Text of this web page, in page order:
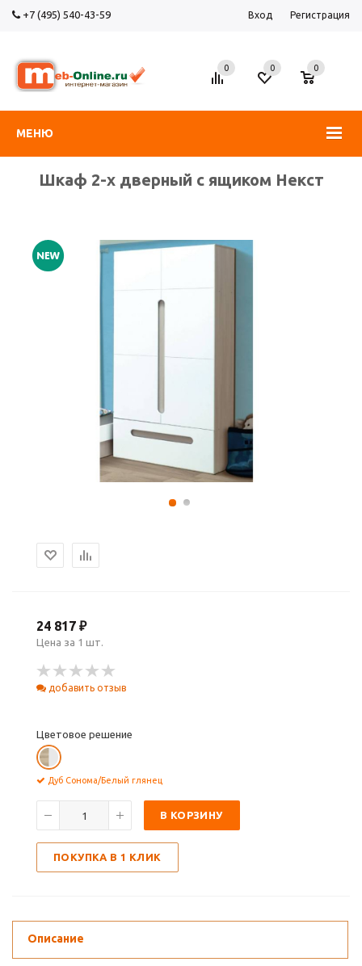
+7 (495) 540-43-59 Вход Регистрация
МЕНЮ
0 0
0
Шкаф 2-х дверный с ящиком Некст
24 817 ₽
Цена за 1 шт.
добавить отзыв
Цветовое решение
Дуб Сонома/Белый глянец
В КОРЗИНУ
ПОКУПКА В 1 КЛИК
Описание